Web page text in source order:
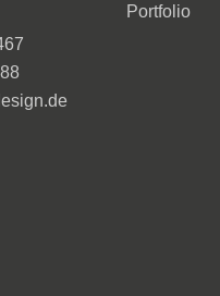
Portfolio